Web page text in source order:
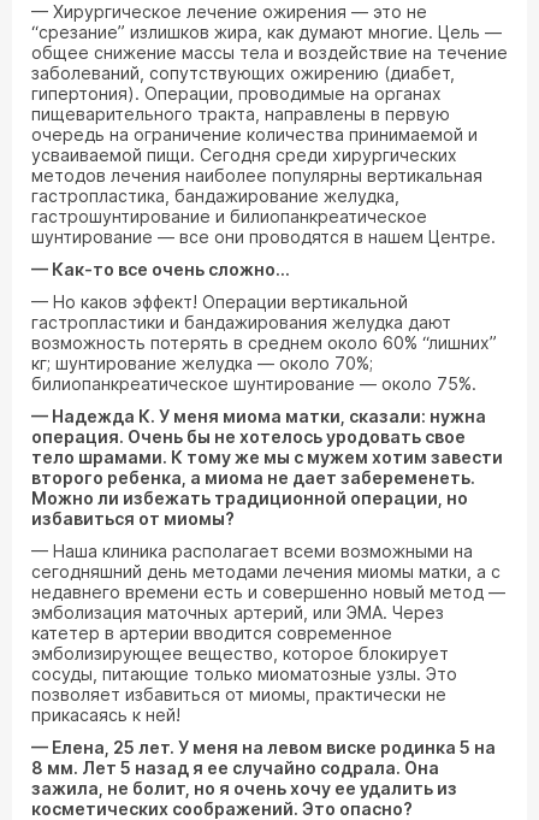
— Хирургическое лечение ожирения — это не
“срезание” излишков жира, как думают многие. Цель —
общее снижение массы тела и воздействие на течение
заболеваний, сопутствующих ожирению (диабет,
гипертония). Операции, проводимые на органах
пищеварительного тракта, направлены в первую
очередь на ограничение количества принимаемой и
усваиваемой пищи. Сегодня среди хирургических
методов лечения наиболее популярны вертикальная
гастропластика, бандажирование желудка,
гастрошунтирование и билиопанкреатическое
шунтирование — все они проводятся в нашем Центре.
— Как-то все очень сложно...
— Но каков эффект! Операции вертикальной
гастропластики и бандажирования желудка дают
возможность потерять в среднем около 60% “лишних”
кг; шунтирование желудка — около 70%;
билиопанкреатическое шунтирование — около 75%.
— Надежда К. У меня миома матки, сказали: нужна
операция. Очень бы не хотелось уродовать свое
тело шрамами. К тому же мы с мужем хотим завести
второго ребенка, а миома не дает забеременеть.
Можно ли избежать традиционной операции, но
избавиться от миомы?
— Наша клиника располагает всеми возможными на
сегодняшний день методами лечения миомы матки, а с
недавнего времени есть и совершенно новый метод —
эмболизация маточных артерий, или ЭМА. Через
катетер в артерии вводится современное
эмболизирующее вещество, которое блокирует
сосуды, питающие только миоматозные узлы. Это
позволяет избавиться от миомы, практически не
прикасаясь к ней!
— Елена, 25 лет. У меня на левом виске родинка 5 на
8 мм. Лет 5 назад я ее случайно содрала. Она
зажила, не болит, но я очень хочу ее удалить из
косметических соображений. Это опасно?